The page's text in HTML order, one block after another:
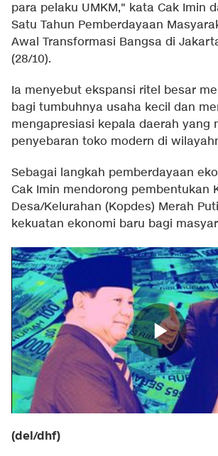
para pelaku UMKM," kata Cak Imin
Satu Tahun Pemberdayaan
Awal Transformasi Bangsa di
(28/10).
Ia menyebut ekspansi ritel besar
bagi tumbuhnya usaha kecil dan
mengapresiasi kepala daerah yang
penyebaran toko modern di
Sebagai langkah pemberdayaan
Cak Imin mendorong pembentukan
Desa/Kelurahan (Kopdes) Merah
kekuatan ekonomi baru bagi
(del/dhf)